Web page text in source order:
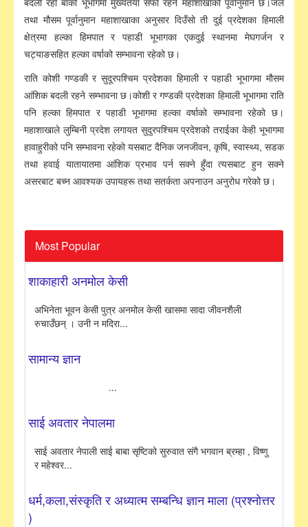
तथा मौसम पूर्वानुमान महाशाखाका अनुसार दिउँसो ती दुई प्रदेशका हिमाली
क्षेत्रमा हल्का हिमपात र पहाडी भूभागका एकदुई स्थानमा मेघगर्जन र
चट्याङसहित हल्का वर्षाको सम्भावना रहेको छ।
राति कोशी गण्डकी र सुदूरपश्चिम प्रदेशका हिमाली र पहाडी भूभागमा मौसम
आंशिक बदली रहने सम्भावना छ।कोशी र गण्डकी प्रदेशका हिमाली भूभागमा राति
पनि हल्का हिमपात र पहाडी भूभागमा हल्का वर्षाको सम्भावना रहेको छ।
महाशाखाले लुम्बिनी प्रदेश लगायत सुदुरपश्चिम प्रदेशको तराईका केही भूभागमा
हावाहुरीको पनि सम्भावना रहेको यसबाट दैनिक जनजीवन, कृषि, स्वास्थ्य, सडक
तथा हवाई यातायातमा आंशिक प्रभाव पर्न सक्ने हुँदा त्यसबाट हुन सक्ने
असरबाट बच्न आवश्यक उपायहरू तथा सतर्कता अपनाउन अनुरोध गरेको छ।
Most Popular
शाकाहारी अनमोल केसी
अभिनेता भूवन केसी पुत्र अनमोल केसी खासमा सादा जीवनशैली
रुचाउँछन् । उनी न मदिरा...
सामान्य ज्ञान
...
साई अवतार नेपालमा
साई अवतार नेपाली साई बाबा सृष्टिको सुरुवात संगै भगवान ब्रम्हा , विष्णु
र महेश्वर...
धर्म,कला,संस्कृति र अध्यात्म सम्बन्धि ज्ञान माला (प्रश्नोत्तर
)